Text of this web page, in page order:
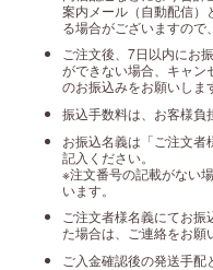
案内メール（自動配信）
る場合がございますので
ご注文後、7日以内にお
ができない場合、キャン
のお振込みをお願いしま
振込手数料は、お客様負
お振込名義は「ご注文
記入ください。
※注文番号の記載がない
います。
ご注文者様名義にてお
た場合は、ご連絡をお願
ご入金確認後の発送手配